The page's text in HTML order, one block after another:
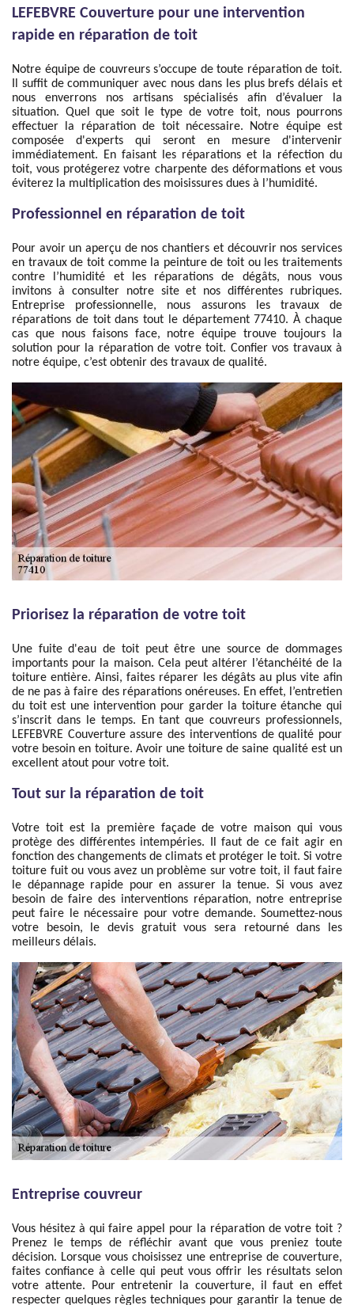
LEFEBVRE Couverture pour une intervention
rapide en réparation de toit
Notre équipe de couvreurs s’occupe de toute réparation de toit.
Il suffit de communiquer avec nous dans les plus brefs délais et
nous enverrons nos artisans spécialisés afin d’évaluer la
situation. Quel que soit le type de votre toit, nous pourrons
effectuer la réparation de toit nécessaire. Notre équipe est
composée d'experts qui seront en mesure d'intervenir
immédiatement. En faisant les réparations et la réfection du
toit, vous protégerez votre charpente des déformations et vous
éviterez la multiplication des moisissures dues à l’humidité.
Professionnel en réparation de toit
Pour avoir un aperçu de nos chantiers et découvrir nos services
en travaux de toit comme la peinture de toit ou les traitements
contre l’humidité et les réparations de dégâts, nous vous
invitons à consulter notre site et nos différentes rubriques.
Entreprise professionnelle, nous assurons les travaux de
réparations de toit dans tout le département 77410. À chaque
cas que nous faisons face, notre équipe trouve toujours la
solution pour la réparation de votre toit. Confier vos travaux à
notre équipe, c’est obtenir des travaux de qualité.
Priorisez la réparation de votre toit
Une fuite d'eau de toit peut être une source de dommages
importants pour la maison. Cela peut altérer l’étanchéité de la
toiture entière. Ainsi, faites réparer les dégâts au plus vite afin
de ne pas à faire des réparations onéreuses. En effet, l’entretien
du toit est une intervention pour garder la toiture étanche qui
s’inscrit dans le temps. En tant que couvreurs professionnels,
LEFEBVRE Couverture assure des interventions de qualité pour
votre besoin en toiture. Avoir une toiture de saine qualité est un
excellent atout pour votre toit.
Tout sur la réparation de toit
Votre toit est la première façade de votre maison qui vous
protège des différentes intempéries. Il faut de ce fait agir en
fonction des changements de climats et protéger le toit. Si votre
toiture fuit ou vous avez un problème sur votre toit, il faut faire
le dépannage rapide pour en assurer la tenue. Si vous avez
besoin de faire des interventions réparation, notre entreprise
peut faire le nécessaire pour votre demande. Soumettez-nous
votre besoin, le devis gratuit vous sera retourné dans les
meilleurs délais.
Entreprise couvreur
Vous hésitez à qui faire appel pour la réparation de votre toit ?
Prenez le temps de réfléchir avant que vous preniez toute
décision. Lorsque vous choisissez une entreprise de couverture,
faites confiance à celle qui peut vous offrir les résultats selon
votre attente. Pour entretenir la couverture, il faut en effet
respecter quelques règles techniques pour garantir la tenue de